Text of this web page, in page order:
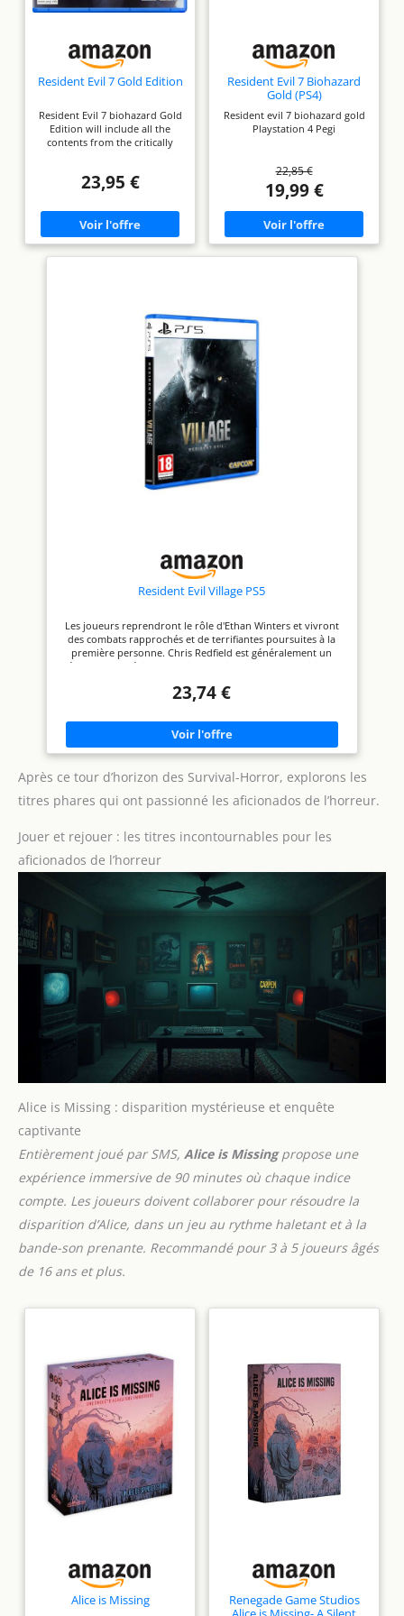
Resident Evil 7 Gold Edition
Resident Evil 7 biohazard Gold
Edition will include all the
contents from the critically
downloadable add-on content,
package. End of Zoe is the
third piece of DLC and is
included in the Gold Edition.
This latest shocking instalment
new enemies and explore new
swamp filled areas.
23,95 €
Resident Evil 7 Biohazard
Gold (PS4)
Resident evil 7 biohazard gold
Playstation 4 Pegi
22,85 €
19,99 €
Resident Evil Village PS5
Les joueurs reprendront le rôle d'Ethan Winters et vivront
des combats rapprochés et de terrifiantes poursuites à la
première personne. Chris Redfield est généralement un
héros dans la série des Resident Evil, mais son apparition et
peu sinistres De nouveaux adversaires habitant cet
barreront la route, alors qu'il tente de comprendre ce
nouveau cauchemar dans lequel il se retrouve Plus qu'un
simple décor qui accueille les terribles événements se
déroulant dans le jeu, le village est un personnage à part
entière, dont Ethan devra découvrir les mystères et tenter
23,74 €
Après ce tour d’horizon des Survival-Horror, explorons les
titres phares qui ont passionné les aficionados de l’horreur.
Jouer et rejouer : les titres incontournables pour les
aficionados de l’horreur
Alice is Missing : disparition mystérieuse et enquête
captivante
Entièrement joué par SMS, Alice is Missingpropose une
expérience immersive de 90 minutes où chaque indice
compte. Les joueurs doivent collaborer pour résoudre la
disparition d’Alice, dans un jeu au rythme haletant et à la
bande-son prenante. Recommandé pour 3 à 5 joueurs âgés
de 16 ans et plus.
Alice is Missing
Renegade Game Studios